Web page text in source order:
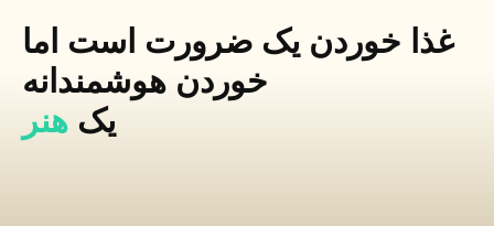
غذا خوردن یک ضرورت است اما
خوردن هوشمندانه
یک هنر